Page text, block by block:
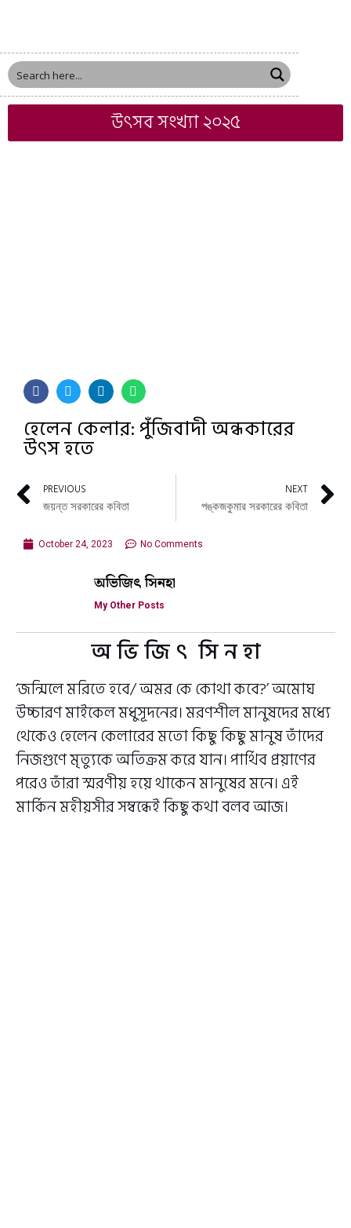
উৎসব সংখ্যা ২০২৫
হেলেন কেলার: পুঁজিবাদী অন্ধকারের
উৎস হতে
PREVIOUS
জয়ন্ত সরকারের কবিতা
NEXT
পঙ্কজকুমার সরকারের কবিতা
October 24, 2023 No Comments
অভিজিৎ সিনহা
My Other Posts
অ ভি জি ৎ সি ন হা
‘জন্মিলে মরিতে হবে/ অমর কে কোথা কবে?’ অমোঘ
উচ্চারণ মাইকেল মধুসূদনের। মরণশীল মানুষদের মধ্যে
থেকেও হেলেন কেলারের মতো কিছু কিছু মানুষ তাঁদের
নিজগুণে মৃত্যুকে অতিক্রম করে যান। পার্থিব প্রয়াণের
পরেও তাঁরা স্মরণীয় হয়ে থাকেন মানুষের মনে। এই
মার্কিন মহীয়সীর সম্বন্ধেই কিছু কথা বলব আজ।